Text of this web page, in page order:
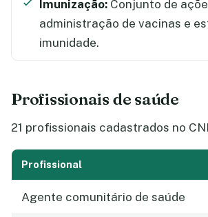
Imunização: Conjunto de
administração de vacinas e
imunidade.
Profissionais de saúde
21 profissionais cadastrados no
Profissional
Agente comunitário de saúde